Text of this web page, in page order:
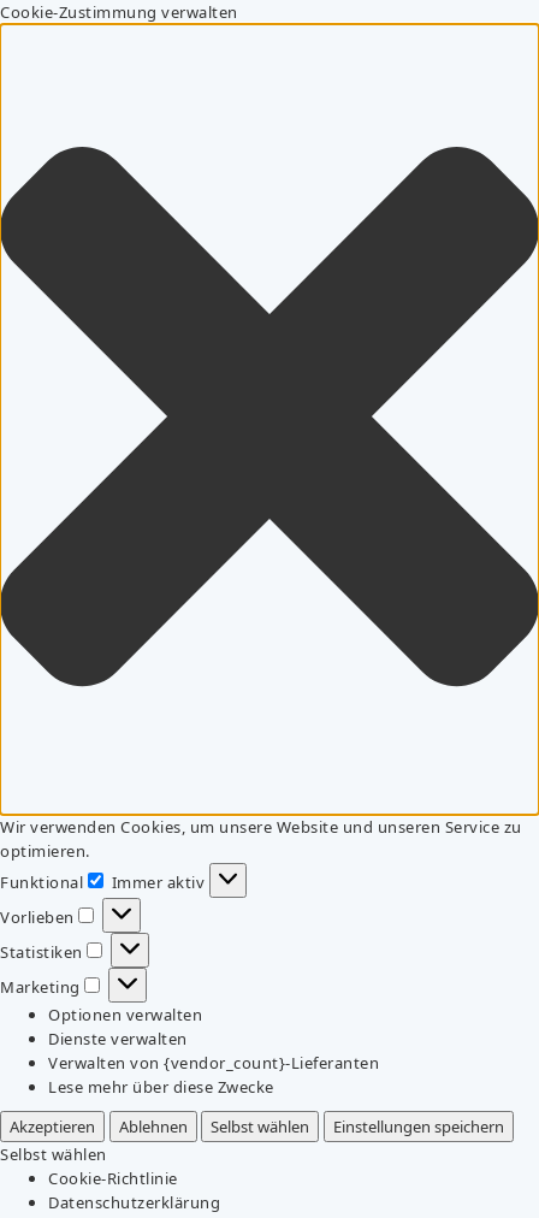
Cookie-Zustimmung verwalten
Wir verwenden Cookies, um unsere Website und unseren Service zu
optimieren.
Funktional
Funktional
Immer aktiv
Vorlieben
Vorlieben
Statistiken
Statistiken
Marketing
Marketing
Optionen verwalten
Dienste verwalten
Verwalten von {vendor_count}-Lieferanten
Lese mehr über diese Zwecke
Akzeptieren
Ablehnen Selbst wählen
Einstellungen speichern
Selbst wählen
Cookie-Richtlinie
Datenschutzerklärung